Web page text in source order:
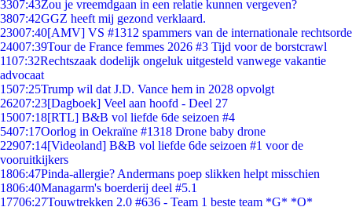
3307:43Zou je vreemdgaan in een relatie kunnen vergeven?
3807:42GGZ heeft mij gezond verklaard.
23007:40[AMV] VS #1312 spammers van de internationale rechtsorde
24007:39Tour de France femmes 2026 #3 Tijd voor de borstcrawl
1107:32Rechtszaak dodelijk ongeluk uitgesteld vanwege vakantie
advocaat
1507:25Trump wil dat J.D. Vance hem in 2028 opvolgt
26207:23[Dagboek] Veel aan hoofd - Deel 27
15007:18[RTL] B&B vol liefde 6de seizoen #4
5407:17Oorlog in Oekraïne #1318 Drone baby drone
22907:14[Videoland] B&B vol liefde 6de seizoen #1 voor de
vooruitkijkers
1806:47Pinda-allergie? Andermans poep slikken helpt misschien
1806:40Managarm's boerderij deel #5.1
17706:27Touwtrekken 2.0 #636 - Team 1 beste team *G* *O*